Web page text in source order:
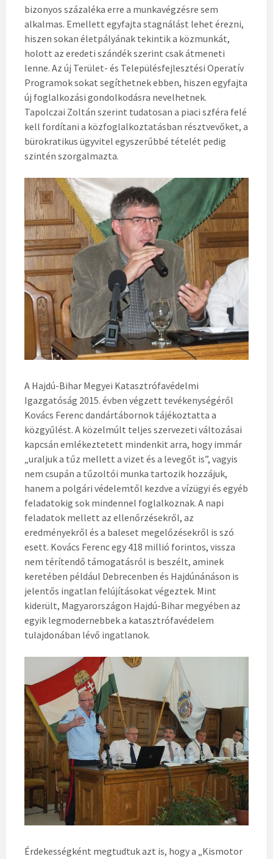
bizonyos százaléka erre a munkavégzésre sem
alkalmas. Emellett egyfajta stagnálást lehet érezni,
hiszen sokan életpályának tekintik a közmunkát,
holott az eredeti szándék szerint csak átmeneti
lenne. Az új Terület- és Településfejlesztési Operatív
Programok sokat segíthetnek ebben, hiszen egyfajta
új foglalkozási gondolkodásra nevelhetnek.
Tapolczai Zoltán szerint tudatosan a piaci szféra felé
kell fordítani a közfoglalkoztatásban résztvevőket, a
bürokratikus ügyvitel egyszerűbbé tételét pedig
szintén szorgalmazta.
A Hajdú-Bihar Megyei Katasztrófavédelmi
Igazgatóság 2015. évben végzett tevékenységéről
Kovács Ferenc dandártábornok tájékoztatta a
közgyűlést. A közelmúlt teljes szervezeti változásai
kapcsán emlékeztetett mindenkit arra, hogy immár
„uraljuk a tűz mellett a vizet és a levegőt is”, vagyis
nem csupán a tűzoltói munka tartozik hozzájuk,
hanem a polgári védelemtől kezdve a vízügyi és egyéb
feladatokig sok mindennel foglalkoznak. A napi
feladatok mellett az ellenőrzésekről, az
eredményekről és a baleset megelőzésekről is szó
esett. Kovács Ferenc egy 418 millió forintos, vissza
nem térítendő támogatásról is beszélt, aminek
keretében például Debrecenben és Hajdúnánáson is
jelentős ingatlan felújításokat végeztek. Mint
kiderült, Magyarországon Hajdú-Bihar megyében az
egyik legmodernebbek a katasztrófavédelem
tulajdonában lévő ingatlanok.
Érdekességként megtudtuk azt is, hogy a „Kismotor